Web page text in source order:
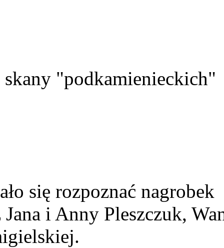
"podkamienieckich"
się rozpoznać nagrobek
i Anny Pleszczuk,